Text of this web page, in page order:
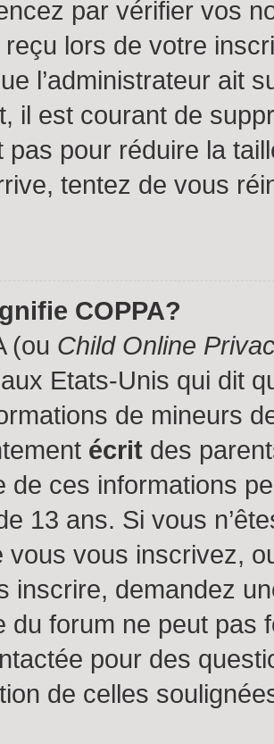
par vérifier vos
reçu lors de votre
l’administrateur ait
il est courant de
pas pour réduire la
tentez de vous
COPPA?
(ou Child Online
Etats-Unis qui dit
de mineurs
écrit des
de ces informations
13 ans. Si vous
vous vous inscrivez,
inscrire, demandez
du forum ne peut
pour des
de celles